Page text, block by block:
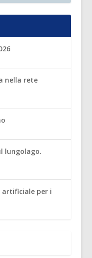
nella rete
lungolago.
artificiale per i